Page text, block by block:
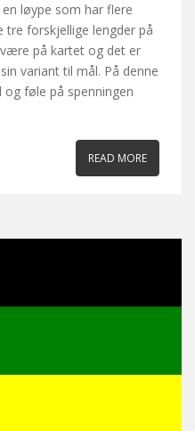
løype som har flere
forskjellige lengder på
på kartet og det er
variant til mål. På denne
føle på spenningen
READ MORE